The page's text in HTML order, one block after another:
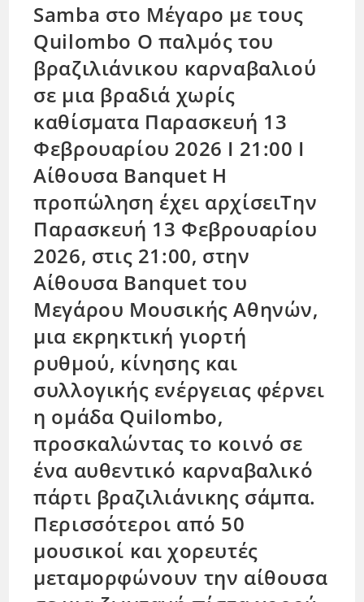
Samba στο Μέγαρο με τους
Quilombo Ο παλμός του
βραζιλιάνικου καρναβαλιού
σε μια βραδιά χωρίς
καθίσματα Παρασκευή 13
Φεβρουαρίου 2026 Ι 21:00 Ι
Αίθουσα Banquet Η
προπώληση έχει αρχίσειΤην
Παρασκευή 13 Φεβρουαρίου
2026, στις 21:00, στην
Αίθουσα Banquet του
Μεγάρου Μουσικής Αθηνών,
μια εκρηκτική γιορτή
ρυθμού, κίνησης και
συλλογικής ενέργειας φέρνει
η ομάδα Quilombo,
προσκαλώντας το κοινό σε
ένα αυθεντικό καρναβαλικό
πάρτι βραζιλιάνικης σάμπα.
Περισσότεροι από 50
μουσικοί και χορευτές
μεταμορφώνουν την αίθουσα